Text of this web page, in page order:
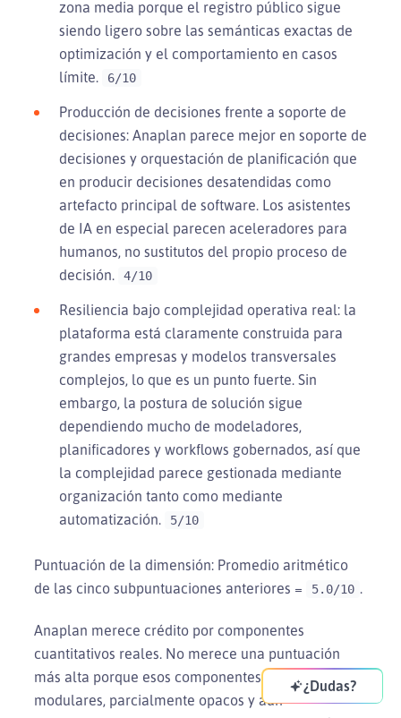
zona media porque el registro público sigue
siendo ligero sobre las semánticas exactas de
optimización y el comportamiento en casos
límite.
6/10
Producción de decisiones frente a soporte de
decisiones: Anaplan parece mejor en soporte de
decisiones y orquestación de planificación que
en producir decisiones desatendidas como
artefacto principal de software. Los asistentes
de IA en especial parecen aceleradores para
humanos, no sustitutos del propio proceso de
decisión.
4/10
Resiliencia bajo complejidad operativa real: la
plataforma está claramente construida para
grandes empresas y modelos transversales
complejos, lo que es un punto fuerte. Sin
embargo, la postura de solución sigue
dependiendo mucho de modeladores,
planificadores y workflows gobernados, así que
la complejidad parece gestionada mediante
organización tanto como mediante
automatización.
5/10
Puntuación de la dimensión: Promedio aritmético
de las cinco subpuntuaciones anteriores =
5.0/10 .
Anaplan merece crédito por componentes
cuantitativos reales. No merece una puntuación
más alta porque esos componentes siguen siendo
modulares, parcialmente opacos y aún
¿Dudas?